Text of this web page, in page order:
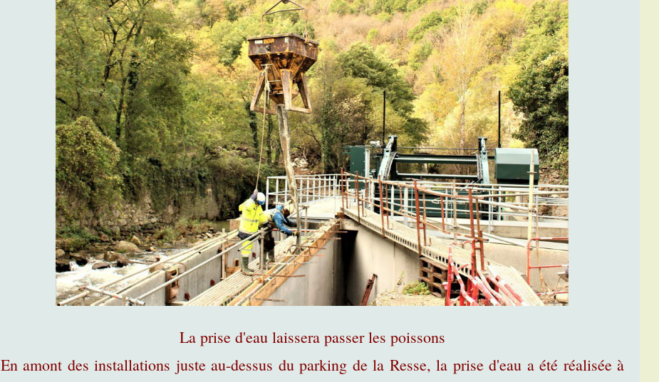
La prise d'eau laissera passer les poissons
En amont des installations juste au-dessus du parking de la Resse, la prise d'eau a été réalisée à